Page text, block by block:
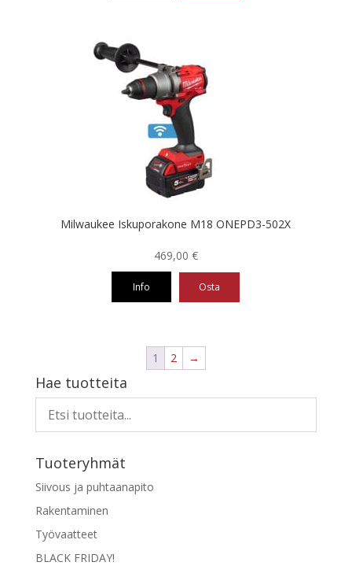
Milwaukee Iskuporakone M18 ONEPD3-502X
469,00 €
Info Osta
1 2 →
Hae tuotteita
Tuoteryhmät
Siivous ja puhtaanapito
Rakentaminen
Työvaatteet
BLACK FRIDAY!